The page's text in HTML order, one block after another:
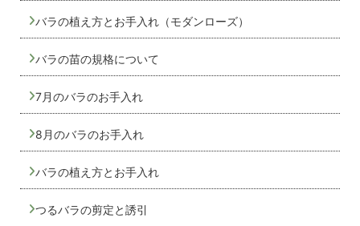
バラの植え方とお手入れ（モダンローズ）
バラの苗の規格について
7月のバラのお手入れ
8月のバラのお手入れ
バラの植え方とお手入れ
つるバラの剪定と誘引